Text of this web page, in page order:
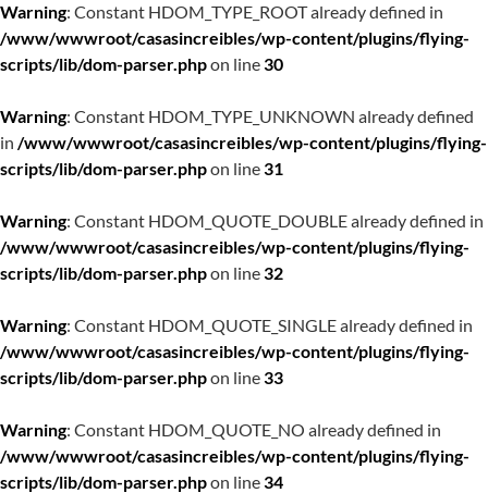
Warning: Constant HDOM_TYPE_ROOT already defined in
/www/wwwroot/casasincreibles/wp-content/plugins/flying-
scripts/lib/dom-parser.phpon line30
Warning: Constant HDOM_TYPE_UNKNOWN already defined
in /www/wwwroot/casasincreibles/wp-content/plugins/flying-
scripts/lib/dom-parser.phpon line31
Warning: Constant HDOM_QUOTE_DOUBLE already defined in
/www/wwwroot/casasincreibles/wp-content/plugins/flying-
scripts/lib/dom-parser.phpon line32
Warning: Constant HDOM_QUOTE_SINGLE already defined in
/www/wwwroot/casasincreibles/wp-content/plugins/flying-
scripts/lib/dom-parser.phpon line33
Warning: Constant HDOM_QUOTE_NO already defined in
/www/wwwroot/casasincreibles/wp-content/plugins/flying-
scripts/lib/dom-parser.phpon line34